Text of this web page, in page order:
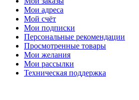
Мои адреса
Мой счёт
Мои подписки
Персональные рекомендации
Просмотренные товары
Мои желания
Мои рассылки
Техническая поддержка